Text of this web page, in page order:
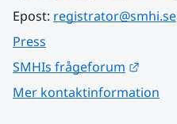
Epost: registrator@smhi.se
Press
SMHIs frågeforum
Mer kontaktinformation